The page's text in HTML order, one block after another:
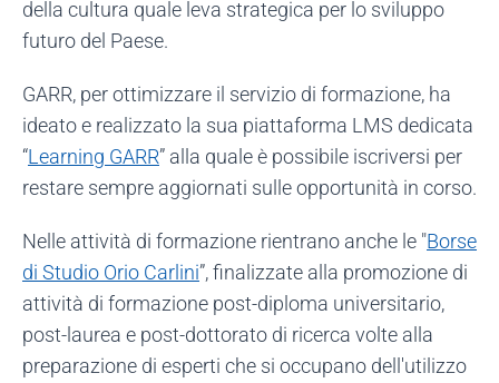
della cultura quale leva strategica per lo sviluppo
futuro del Paese.
GARR, per ottimizzare il servizio di formazione, ha
ideato e realizzato la sua piattaforma LMS dedicata
“Learning GARR” alla quale è possibile iscriversi per
restare sempre aggiornati sulle opportunità in corso.
Nelle attività di formazione rientrano anche le "Borse
di Studio Orio Carlini”, finalizzate alla promozione di
attività di formazione post-diploma universitario,
post-laurea e post-dottorato di ricerca volte alla
preparazione di esperti che si occupano dell'utilizzo